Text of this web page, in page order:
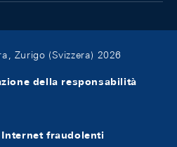
Zurigo (Svizzera) 2026
della responsabilità
fraudolenti